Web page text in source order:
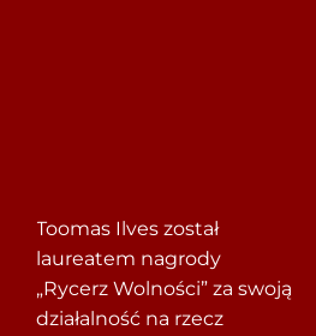
Toomas Ilves został
laureatem nagrody
„Rycerz Wolności” za swoją
działalność na rzecz